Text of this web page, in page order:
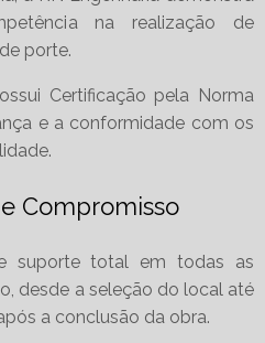
na realização de
porte.
Certificação pela Norma
e a conformidade com os
Compromisso
suporte total em todas as
desde a seleção do local até
a conclusão da obra.